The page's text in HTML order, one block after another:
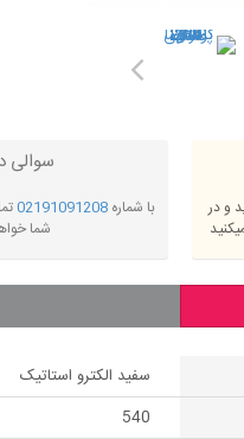
و در
سوالی
با شماره 02191091208
شما
سفید الکترو استاتیک
540